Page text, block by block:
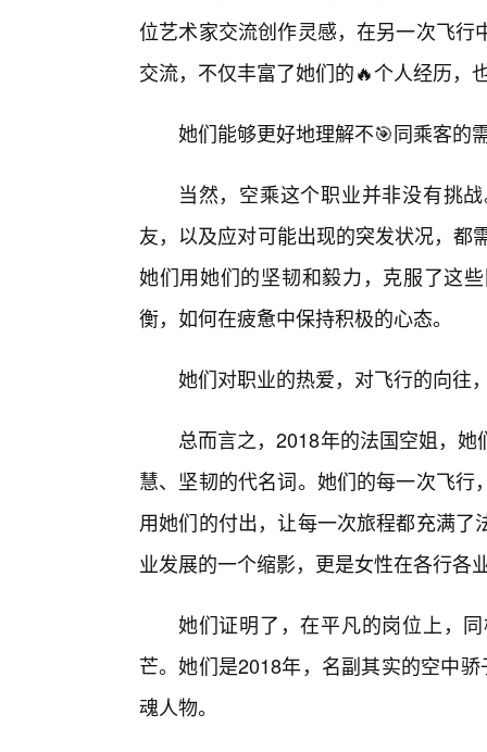
位艺术家交流创作灵感，在另一次飞
交流，不仅丰富了她们的🔥个人经历，
她们能够更好地理解不🎯同乘客的
当然，空乘这个职业并非没有挑
友，以及应对可能出现的突发状况，都
她们用她们的坚韧和毅力，克服了这
衡，如何在疲惫中保持积极的心态。
她们对职业的热爱，对飞行的向往
总而言之，2018年的法国空姐，
慧、坚韧的代名词。她们的每一次飞
用她们的付出，让每一次旅程都充满
业发展的一个缩影，更是女性在各行各
她们证明了，在平凡的岗位上，
芒。她们是2018年，名副其实的空中
魂人物。